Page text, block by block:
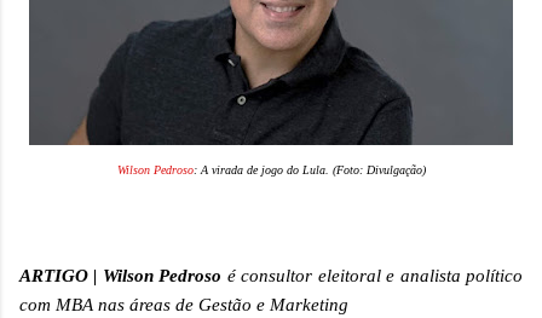
Wilson Pedroso: A virada de jogo do Lula. (Foto: Divulgação)
ARTIGO | Wilson Pedroso é consultor eleitoral e analista político
com MBA nas áreas de Gestão e Marketing